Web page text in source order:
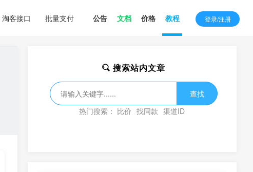
淘客接口 批量支付 公告 文档 价格 教程 登录/注册
搜索站内文章
查找
热门搜索： 比价 找同款 渠道ID